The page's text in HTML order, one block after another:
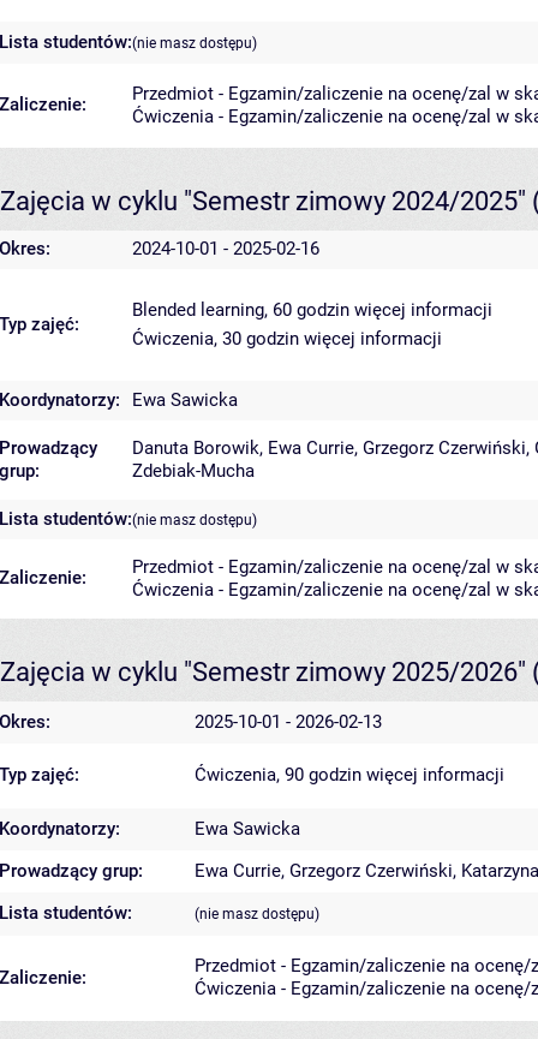
Lista studentów:(nie masz dostępu)
Zaliczenie:
Przedmiot - Egzamin/zaliczenie na ocenę/zal w
Ćwiczenia - Egzamin/zaliczenie na ocenę/zal w
Zajęcia w cyklu "Semestr zimowy 2024/2025"
Okres: 2024-10-01 - 2025-02-16
Typ zajęć:
Blended learning, 60 godzin więcej informacji
Ćwiczenia, 30 godzin więcej informacji
Koordynatorzy: Ewa Sawicka
Prowadzący
grup:
Danuta Borowik, Ewa Currie, Grzegorz Czerwiński,
Zdebiak-Mucha
Lista studentów:(nie masz dostępu)
Zaliczenie:
Przedmiot - Egzamin/zaliczenie na ocenę/zal w
Ćwiczenia - Egzamin/zaliczenie na ocenę/zal w
Zajęcia w cyklu "Semestr zimowy 2025/2026"
Okres: 2025-10-01 - 2026-02-13
Typ zajęć: Ćwiczenia, 90 godzin więcej informacji
Koordynatorzy:
Ewa Sawicka
Prowadzący grup:
Ewa Currie, Grzegorz Czerwiński,
Lista studentów:
(nie masz dostępu)
Zaliczenie:
Przedmiot - Egzamin/zaliczenie na
Ćwiczenia - Egzamin/zaliczenie na